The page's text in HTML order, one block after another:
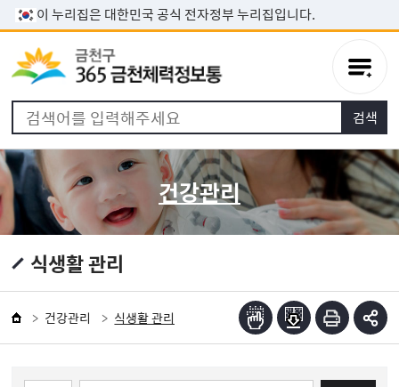
본문 바로가기
이 누리집은 대한민국 공식 전자정부 누리집입니다.
건강관리
식생활 관리
건강관리 식생활 관리